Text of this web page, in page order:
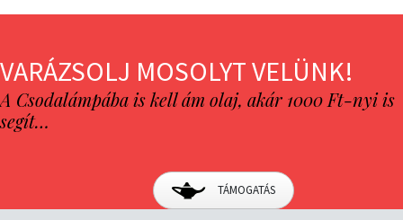
VARÁZSOLJ MOSOLYT VELÜNK!
A Csodalámpába is kell ám olaj, akár 1000 Ft-nyi is
segít…
TÁMOGATÁS